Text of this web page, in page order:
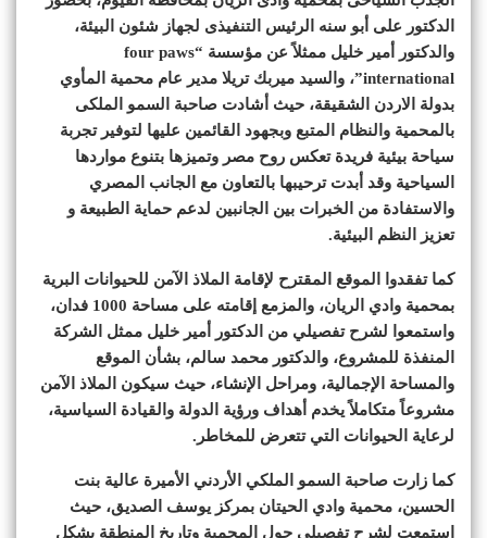
الدكتور على أبو سنه الرئيس التنفيذى لجهاز شئون البيئة،
والدكتور أمير خليل ممثلاً عن مؤسسة “four paws
international”، والسيد ميربك تريلا مدير عام محمية المأوي
بدولة الاردن الشقيقة، حيث أشادت صاحبة السمو الملكى
بالمحمية والنظام المتبع وبجهود القائمين عليها لتوفير تجربة
سياحة بيئية فريدة تعكس روح مصر وتميزها بتنوع مواردها
السياحية وقد أبدت ترحيبها بالتعاون مع الجانب المصري
والاستفادة من الخبرات بين الجانبين لدعم حماية الطبيعة و
تعزيز النظم البيئية.
كما تفقدوا الموقع المقترح لإقامة الملاذ الآمن للحيوانات البرية
بمحمية وادي الريان، والمزمع إقامته على مساحة 1000 فدان،
واستمعوا لشرح تفصيلي من الدكتور أمير خليل ممثل الشركة
المنفذة للمشروع، والدكتور محمد سالم، بشأن الموقع
والمساحة الإجمالية، ومراحل الإنشاء، حيث سيكون الملاذ الآمن
مشروعاً متكاملاً يخدم أهداف ورؤية الدولة والقيادة السياسية،
لرعاية الحيوانات التي تتعرض للمخاطر.
كما زارت صاحبة السمو الملكي الأردني الأميرة عالية بنت
الحسين، محمية وادي الحيتان بمركز يوسف الصديق، حيث
استمعت لشرح تفصيلي حول المحمية وتاريخ المنطقة بشكل